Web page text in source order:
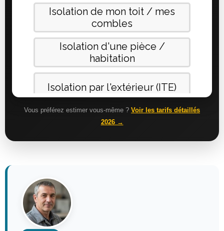
Vous préférez estimer vous-même ? Voir les tarifs détaillés
2026 →